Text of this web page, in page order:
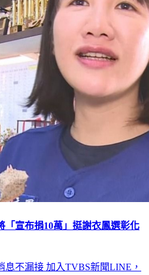
宣布捐10萬」挺謝衣鳳選彰化